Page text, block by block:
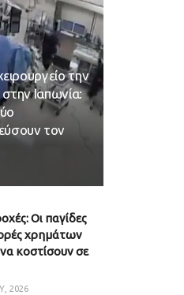
την
Ιαπωνία:
τον
Οι παγίδες
χρημάτων
κοστίσουν σε
2026